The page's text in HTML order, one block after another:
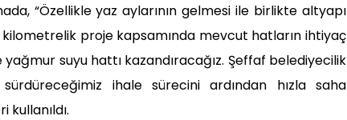
“Özellikle yaz aylarının gelmesi ile birlikte altyapı
kilometrelik proje kapsamında mevcut hatların ihtiyaç
suyu hattı kazandıracağız. Şeffaf belediyecilik
sürdüreceğimiz ihale sürecini ardından hızla saha
kullanıldı.